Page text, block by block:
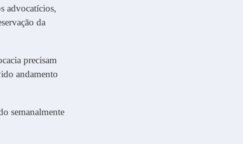
advocatícios,
da
precisam
andamento
semanalmente